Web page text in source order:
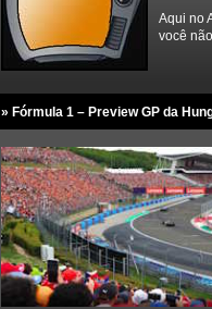
Aqui no
você
» Fórmula 1 – Preview GP da